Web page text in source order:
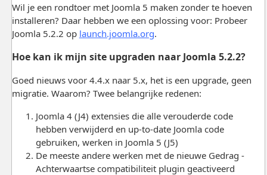
Wil je een rondtoer met Joomla 5 maken zonder te hoeven
installeren? Daar hebben we een oplossing voor: Probeer
Joomla 5.2.2 op launch.joomla.org.
Hoe kan ik mijn site upgraden naar Joomla 5.2.2?
Goed nieuws voor 4.4.x naar 5.x, het is een upgrade, geen
migratie. Waarom? Twee belangrijke redenen:
Joomla 4 (J4) extensies die alle verouderde code
hebben verwijderd en up-to-date Joomla code
gebruiken, werken in Joomla 5 (J5)
De meeste andere werken met de nieuwe Gedrag -
Achterwaartse compatibiliteit plugin geactiveerd